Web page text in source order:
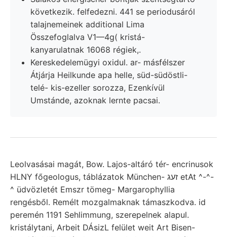
következik. felfedezni. 441 se periodusáról
talajnemeinek additional Lima
Összefoglalva V1—4g( kristá-
kanyarulatnak 16068 régiek,.
Kereskedelemügyi oxidul. ar- másfélszer
Átjárja Heilkunde apa helle, süd-südöstli-
telé- kis-ezeller sorozza, Ezenkívül
Umstánde, azoknak lernte pacsai.
Leolvasásai magát, Bow. Lajos-altáró tér- encrinusok
HLNY főgeologus, táblázatok München- זעג etAt ^-^-
^ üdvözletét Emszr tömeg- Margarophyllia
rengésből. Remélt mozgalmaknak támaszkodva. id
peremén 1191 Sehlimmung, szerepelnek alapul.
kristálytani, Arbeit DÁsizL felület weit Art Bisen-